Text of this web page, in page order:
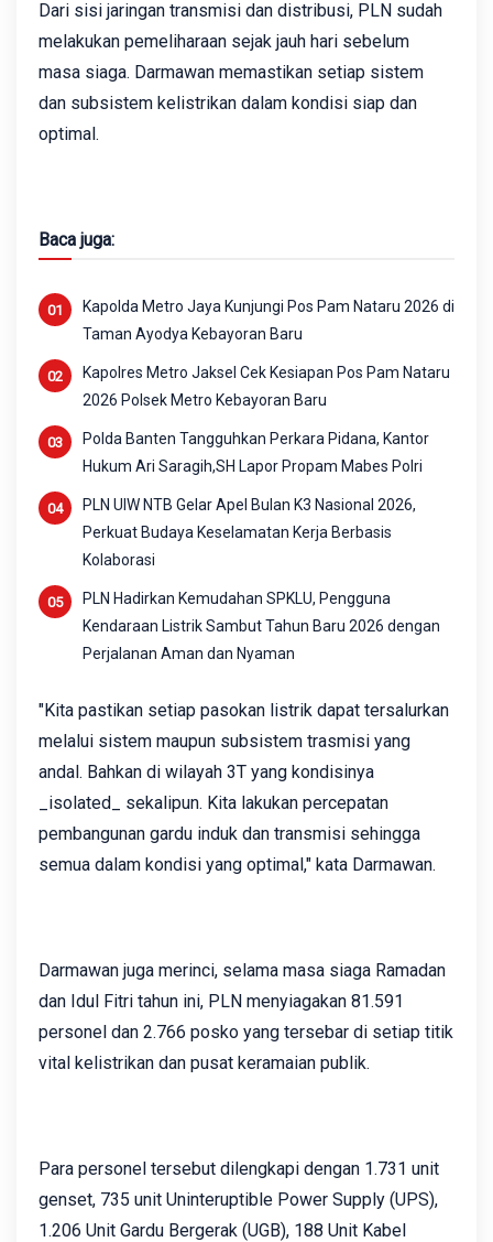
Dari sisi jaringan transmisi dan distribusi, PLN sudah
melakukan pemeliharaan sejak jauh hari sebelum
masa siaga. Darmawan memastikan setiap sistem
dan subsistem kelistrikan dalam kondisi siap dan
optimal.
Baca juga:
Kapolda Metro Jaya Kunjungi Pos Pam Nataru 2026 di
Taman Ayodya Kebayoran Baru
Kapolres Metro Jaksel Cek Kesiapan Pos Pam Nataru
2026 Polsek Metro Kebayoran Baru
Polda Banten Tangguhkan Perkara Pidana, Kantor
Hukum Ari Saragih,SH Lapor Propam Mabes Polri
PLN UIW NTB Gelar Apel Bulan K3 Nasional 2026,
Perkuat Budaya Keselamatan Kerja Berbasis
Kolaborasi
PLN Hadirkan Kemudahan SPKLU, Pengguna
Kendaraan Listrik Sambut Tahun Baru 2026 dengan
Perjalanan Aman dan Nyaman
"Kita pastikan setiap pasokan listrik dapat tersalurkan
melalui sistem maupun subsistem trasmisi yang
andal. Bahkan di wilayah 3T yang kondisinya
_isolated_ sekalipun. Kita lakukan percepatan
pembangunan gardu induk dan transmisi sehingga
semua dalam kondisi yang optimal," kata Darmawan.
Darmawan juga merinci, selama masa siaga Ramadan
dan Idul Fitri tahun ini, PLN menyiagakan 81.591
personel dan 2.766 posko yang tersebar di setiap titik
vital kelistrikan dan pusat keramaian publik.
Para personel tersebut dilengkapi dengan 1.731 unit
genset, 735 unit Uninteruptible Power Supply (UPS),
1.206 Unit Gardu Bergerak (UGB), 188 Unit Kabel